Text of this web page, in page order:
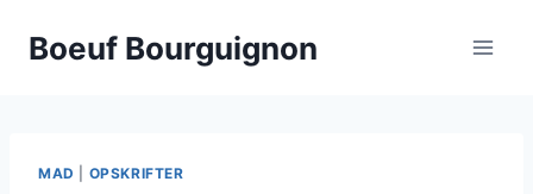
Boeuf Bourguignon
MAD OPSKRIFTER